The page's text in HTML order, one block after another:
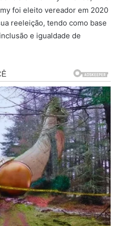
foi eleito vereador em 2020
reeleição, tendo como base
e igualdade de